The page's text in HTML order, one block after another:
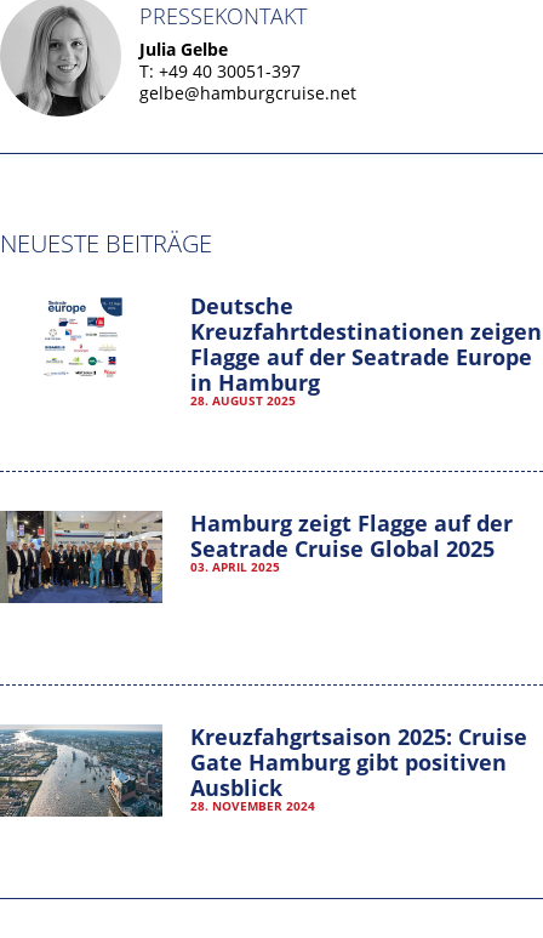
PRESSEKONTAKT
Julia Gelbe
T: +49 40 30051-397
gelbe@hamburgcruise.net
NEUESTE BEITRÄGE
Deutsche
Kreuzfahrtdestinationen zeigen
Flagge auf der Seatrade Europe
in Hamburg
28. AUGUST 2025
Hamburg zeigt Flagge auf der
Seatrade Cruise Global 2025
03. APRIL 2025
Kreuzfahgrtsaison 2025: Cruise
Gate Hamburg gibt positiven
Ausblick
28. NOVEMBER 2024